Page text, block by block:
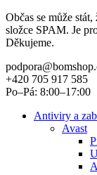
Občas se může
složce SPAM. Je
Děkujeme.
+420 705 917 585
Po–Pá: 8:00–17:00
Antiviry a
Avast